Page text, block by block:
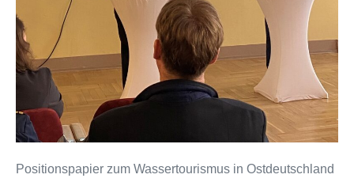
Positionspapier zum Wassertourismus in Ostdeutschland